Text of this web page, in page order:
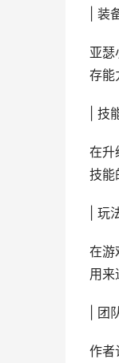
| 装
亚瑟
存能
| 技
在升
技能
| 玩
在游
用来
| 团
作者